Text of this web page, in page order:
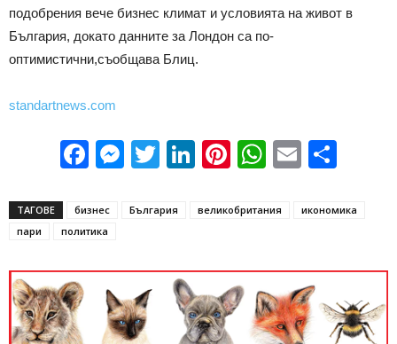
подобрения вече бизнес климат и условията на живот в
България, докато данните за Лондон са по-
оптимистични,съобщава Блиц.
standartnews.com
Facebook
Messenger
Twitter
LinkedIn
Pinterest
WhatsApp
Email
ТАГОВЕ бизнес България великобритания
икономика
пари
политика